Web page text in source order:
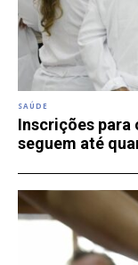
SAÚDE
Inscrições para
seguem até